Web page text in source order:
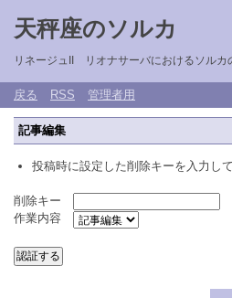
天秤座のソルカ
リネージュII リオナサーバにおけるソルカ
戻る RSS 管理者用
記事編集
投稿時に設定した削除キーを入力して
削除キー
作業内容